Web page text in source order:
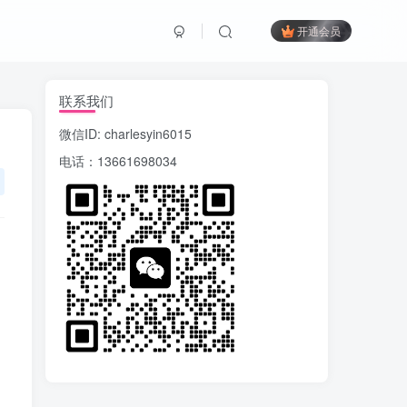
开通会员
联系我们
微信ID: charlesyin6015
电话：13661698034